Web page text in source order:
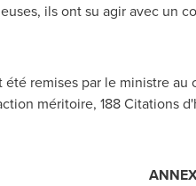
ils ont su agir avec un
remises par le ministre au
méritoire, 188